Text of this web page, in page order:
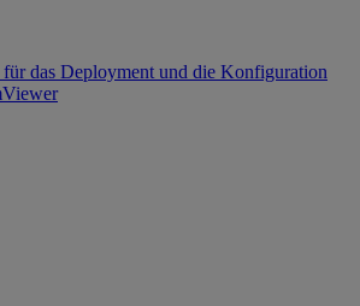
das Deployment und die Konfiguration